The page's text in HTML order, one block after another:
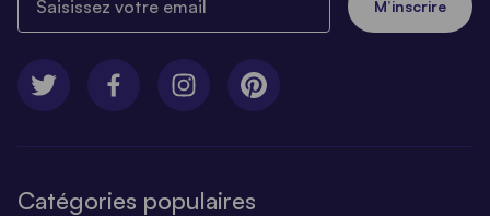
M’inscrire
Catégories populaires